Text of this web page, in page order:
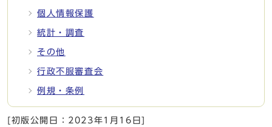
個人情報保護
統計・調査
その他
行政不服審査会
例規・条例
[初版公開日： 2023年1月16日